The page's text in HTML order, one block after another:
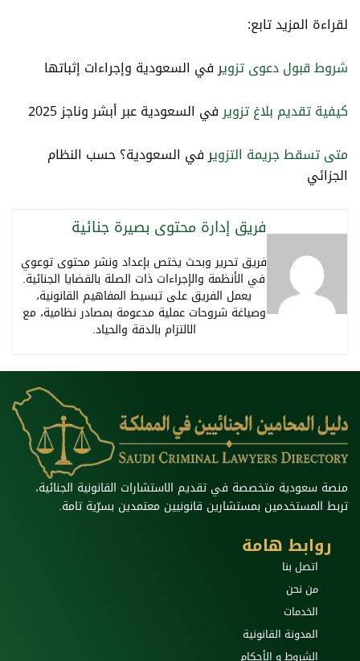
لقراءة المزيد تابع:
شروط قبول دعوى تزوير في السعودية وإجراءات إثباتها
كيفية تقديم بلاغ تزوير في السعودية عبر أبشر وناجز 2025
متى تسقط جريمة التزوير في السعودية؟ حسب النظام
الجزائي
فريق إدارة محتوى بصيرة جنائية
فريق تحرير وبحث يختص بإعداد ونشر محتوى توعوي
في الأنظمة والإجراءات ذات الصلة بالقضايا الجنائية.
يعمل الفريق على تبسيط المفاهيم القانونية،
وصياغة شروحات عملية مدعومة بمصادر نظامية، مع
الالتزام بالدقة والحياد.
منصة سعودية متخصصة في تقديم الاستشارات القانونية الجنائية،
تربط المستخدمين بمستشارين قانونيين معتمدين بسرّية تامة.
روابط هامة
اتصل بنا
من نحن
الخدمات
المدونة القانونية
الشروط و الأحكام